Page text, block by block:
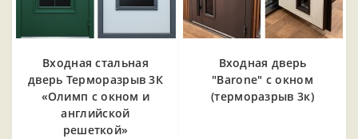
Входная cтальная
дверь Терморазрыв 3К
«Олимп с окном и
английской
решеткой»
Входная дверь
"Barone" с окном
(терморазрыв 3к)